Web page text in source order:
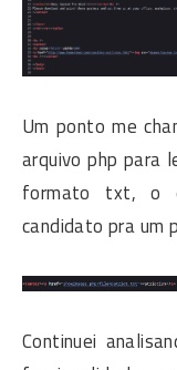
Um ponto me
arquivo php para
formato txt, o
candidato pra um
Continuei